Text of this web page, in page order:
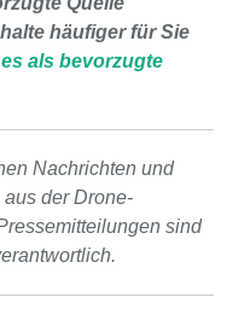
häufiger für Sie
als bevorzugte
Nachrichten und
der Drone-
sind